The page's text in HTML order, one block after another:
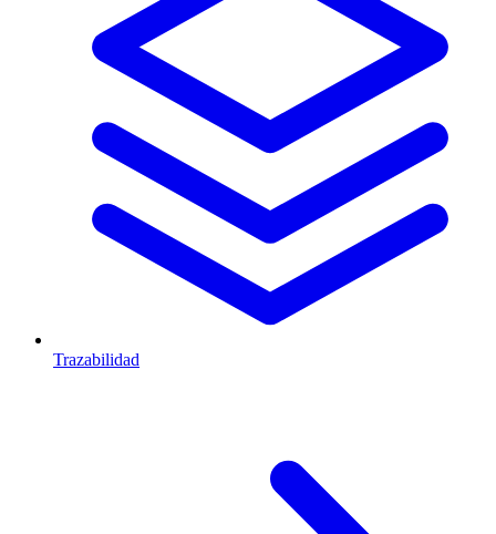
Trazabilidad